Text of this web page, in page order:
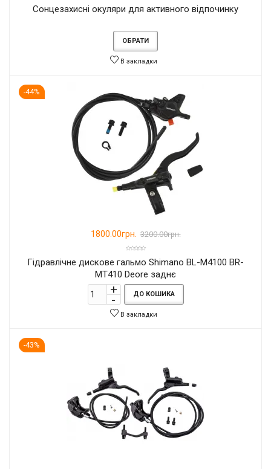
Сонцезахисні окуляри для активного відпочинку
ОБРАТИ
В закладки
-44%
1800.00грн. 3200.00грн.
Гідравлічне дискове гальмо Shimano BL-M4100 BR-
MT410 Deore заднє
ДО КОШИКА
В закладки
-43%